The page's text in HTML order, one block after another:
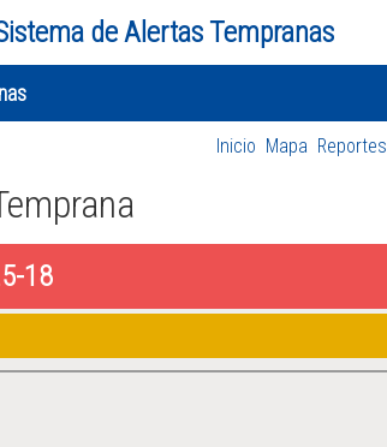
de Alertas Tempranas
Inicio Mapa Reportes
18